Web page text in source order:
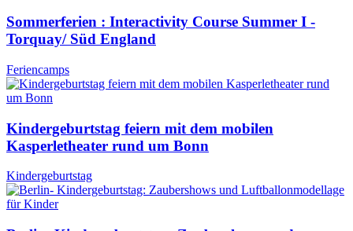
Sommerferien : Interactivity Course Summer I -
Torquay/ Süd England
Feriencamps
Kindergeburtstag feiern mit dem mobilen
Kasperletheater rund um Bonn
Kindergeburtstag